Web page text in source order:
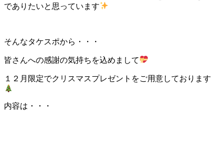
でありたいと思っています
そんなタケスポから・・・
皆さんへの感謝の気持ちを込めまして
１２月限定でクリスマスプレゼントをご用意しております
内容は・・・